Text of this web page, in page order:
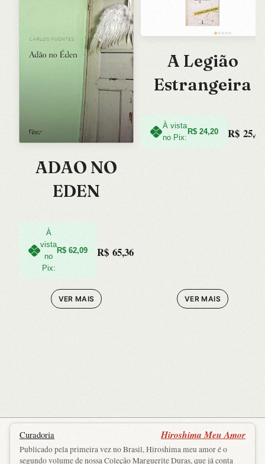
ADAO NO
EDEN
À
vista
no
Pix:
R$ 62,09 R$ 65,36
VER MAIS
A Legião
Estrangeira
À vista
no Pix:
R$ 24,20 R$ 25,47
VER MAIS
Curadoria Hiroshima Meu Amor
Publicado pela primeira vez no Brasil, Hiroshima meu amor é o
segundo volume de nossa Coleção Marguerite Duras, que já conta